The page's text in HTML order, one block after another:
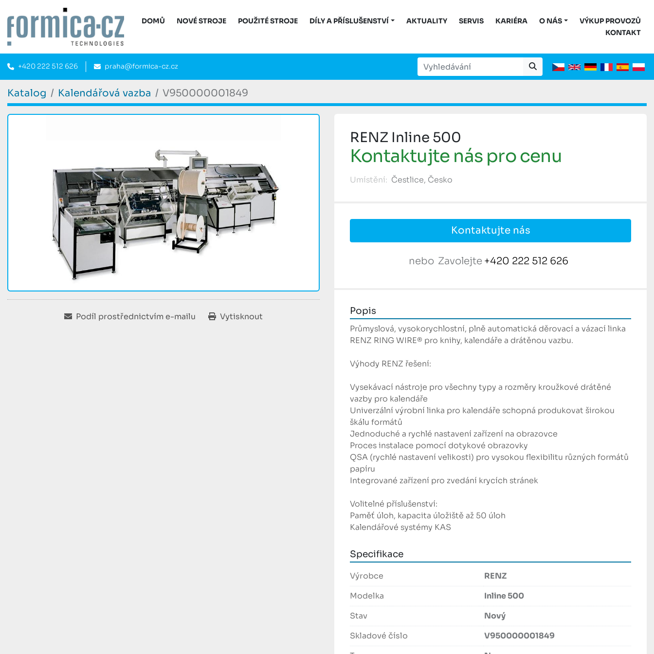
DOMŮ NOVÉ STROJE POUŽITÉ STROJE DÍLY A PŘÍSLUŠENSTVÍ AKTUALITY SERVIS KARIÉRA O NÁS
VÝKUP PROVOZŮ
KONTAKT
+420 222 512 626 praha@formica-cz.cz
Katalog Kalendářová vazba V950000001849
Podíl prostřednictvím e-mailu Vytisknout
RENZ Inline 500
Kontaktujte nás pro cenu
Umístění: Čestlice, Česko
Kontaktujte nás
nebo Zavolejte +420 222 512 626
Popis
Průmyslová, vysokorychlostní, plně automatická děrovací a vázací linka
RENZ RING WIRE® pro knihy, kalendáře a drátěnou vazbu.
Výhody RENZ řešení:
Vysekávací nástroje pro všechny typy a rozměry kroužkové drátěné
vazby pro kalendáře
Univerzální výrobní linka pro kalendáře schopná produkovat širokou
škálu formátů
Jednoduché a rychlé nastavení zařízení na obrazovce
Proces instalace pomocí dotykové obrazovky
QSA (rychlé nastavení velikosti) pro vysokou flexibilitu různých formátů
papíru
Integrované zařízení pro zvedání krycích stránek
Volitelné příslušenství:
Paměť úloh, kapacita úložiště až 50 úloh
Kalendářové systémy KAS
Specifikace
Výrobce
RENZ
Modelka
Inline 500
Stav
Nový
Skladové číslo
V950000001849